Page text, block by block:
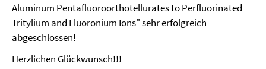
Aluminum Pentafluoroorthotellurates to Perfluorinated
Tritylium and Fluoronium Ions" sehr erfolgreich
abgeschlossen!
Herzlichen Glückwunsch!!!